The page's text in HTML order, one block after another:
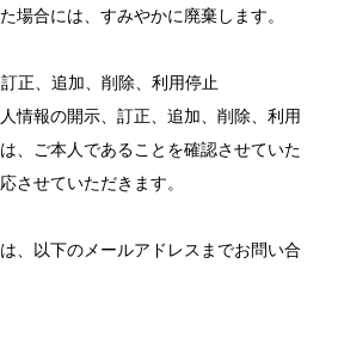
場合には、すみやかに廃棄します。
正、追加、削除、利用停止
情報の開示、訂正、追加、削除、利用
、ご本人であることを確認させていた
させていただきます。
、以下のメールアドレスまでお問い合